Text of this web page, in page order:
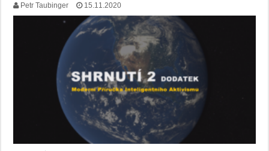
Petr Taubinger 15.11.2020